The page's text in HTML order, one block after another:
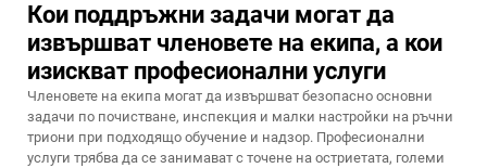
Кои поддръжни задачи могат да
извършват членовете на екипа, а кои
изискват професионални услуги
Членовете на екипа могат да извършват безопасно основни
задачи по почистване, инспекция и малки настройки на ръчни
триони при подходящо обучение и надзор. Професионални
услуги трябва да се занимават с точене на остриетата, големи